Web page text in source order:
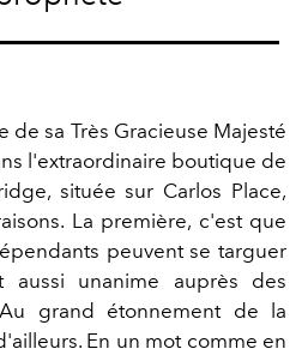
de sa Très Gracieuse Majesté
l'extraordinaire boutique de
située sur Carlos Place,
La première, c'est que
peuvent se targuer
aussi unanime auprès des
grand étonnement de la
En un mot comme en